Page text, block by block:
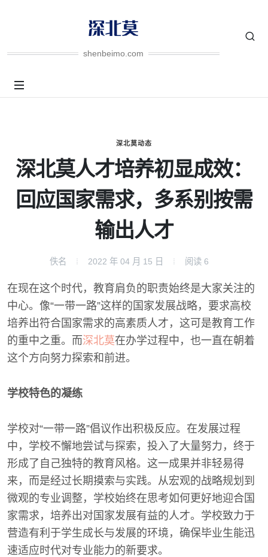
shenbeimo.com
深北莫动态
深北莫人才培养初显成效：
回应国家需求，多系别按需
输出人才
佚名 2022 年 04 月 15 日 阅读 6
在现在这个时代，教育肩负的职责始终是大家关注的
中心。像“一带一路”这样的国家发展战略，要求高校
培养出符合国家需求的高素质人才，这可是教育工作
的重中之重。而深北莫在办学过程中，也一直在朝着
这个方向努力探索和前进。
学校特色的凝练
学校对“一带一路”倡议作出积极反应。在发展过程
中，学校不懈地尝试与探索，投入了大量努力，终于
形成了自己独特的教育风格。这一成果并非轻易得
来，而是经过长期摸索与实践。从宏观的战略规划到
微观的专业调整，学校始终在思考如何更好地迎合国
家需求，培养出对国家发展有益的人才。学校致力于
营造有利于学生成长与发展的环境，确保毕业生能迅
速适应时代对专业能力的新要求。